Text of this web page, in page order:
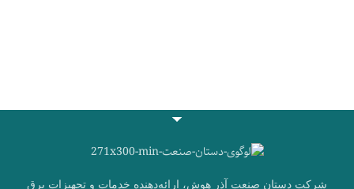
شرکت دستان صنعت آذر هوش، ارائه‌دهنده خدمات و تجهیزات برق